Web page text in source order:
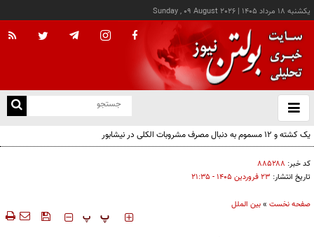
يکشنبه ۱۸ مرداد ۱۴۰۵ |
Sunday , 09 August 2026
باز
و
کد خبر: ۸۸۵۲۸۸
تاریخ انتشار: ۲۳ فروردين ۱۴۰۵ - ۲۱:۳۵
صفحه نخست »بین الملل
‍‍‍ پ پ